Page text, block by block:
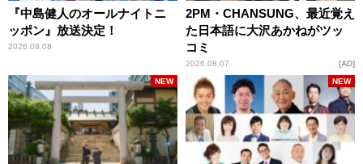
『中島健人のオールナイトニ
ッポン』放送決定！
2026.08.08
2PM・CHANSUNG、最近覚え
た日本語に大沢あかねがツッ
コミ
2026.08.07 AD
NEW NEW